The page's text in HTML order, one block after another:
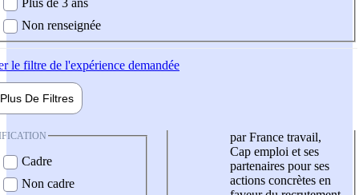
Non renseignée
le filtre de l'expérience demandée
Plus De Filtres
Cadre
Non cadre
par France travail,
Cap emploi et ses
partenaires pour ses
actions concrètes en